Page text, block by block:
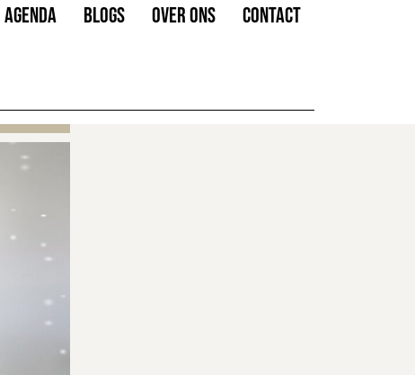
AGENDA BLOGS OVER ONS CONTACT